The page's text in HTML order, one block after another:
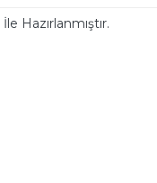
İle Hazırlanmıştır.